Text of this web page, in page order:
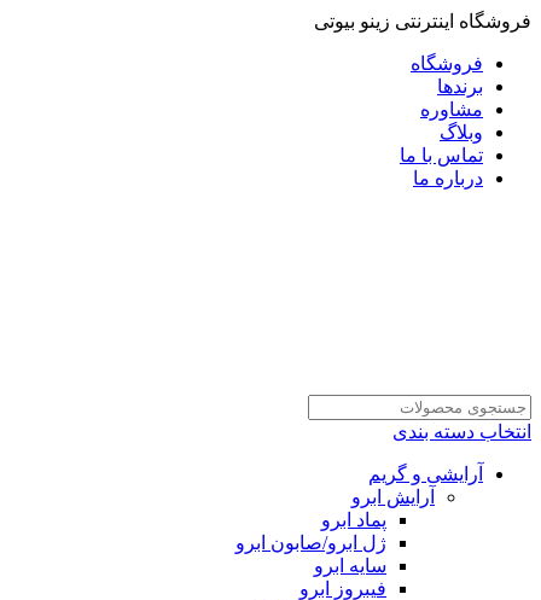
فروشگاه اینترنتی زینو بیوتی
فروشگاه
برندها
مشاوره
وبلاگ
تماس با ما
درباره ما
انتخاب دسته بندی
آرایشی و گریم
آرایش ابرو
پماد ابرو
ژل ابرو/صابون ابرو
سایه ابرو
فیبروز ابرو